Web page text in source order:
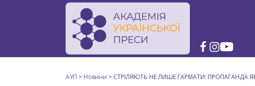
АУП > Новини > СТРІЛЯЮТЬ НЕ ЛИШЕ ГАРМАТИ: ПРОПАГАНДА